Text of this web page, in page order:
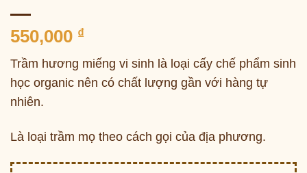
550,000 ₫
Trầm hương miếng vi sinh là loại cấy chế phẩm sinh
học organic nên có chất lượng gần với hàng tự
nhiên.
Là loại trầm mọ theo cách gọi của địa phương.